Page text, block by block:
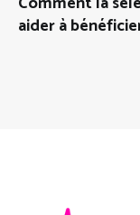
aider à